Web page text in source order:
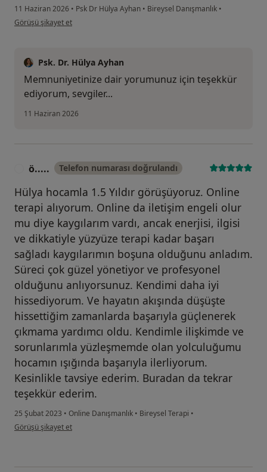
11 Haziran 2026 • Psk Dr Hülya Ayhan • Bireysel Danışmanlık •
kullanıcının görüşüne göre k.....
Görüşü şikayet et
Psk. Dr. Hülya Ayhan
Memnuniyetinize dair yorumunuz için teşekkür
ediyorum, sevgiler...
11 Haziran 2026
ö..... Telefon numarası doğrulandı
Hülya hocamla 1.5 Yıldır görüşüyoruz. Online
terapi alıyorum. Online da iletişim engeli olur
mu diye kaygılarım vardı, ancak enerjisi, ilgisi
ve dikkatiyle yüzyüze terapi kadar başarı
sağladı kaygılarımın boşuna olduğunu anladım.
Süreci çok güzel yönetiyor ve profesyonel
olduğunu anlıyorsunuz. Kendimi daha iyi
hissediyorum. Ve hayatın akışında düşüşte
hissettiğim zamanlarda başarıyla güçlenerek
çıkmama yardımcı oldu. Kendimle ilişkimde ve
sorunlarımla yüzleşmemde olan yolculuğumu
hocamın ışığında başarıyla ilerliyorum.
Kesinlikle tavsiye ederim. Buradan da tekrar
teşekkür ederim.
25 Şubat 2023 • Online Danışmanlık • Bireysel Terapi •
kullanıcının görüşüne göre ö.....
Görüşü şikayet et